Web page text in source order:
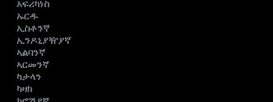
አፍሪካነስ
ኡርዱ
ኢስቶንኛ
ኢንዶኒያዥያኛ
ኣልባንኛ
ኣርመንኛ
ካታላን
ካዛክ